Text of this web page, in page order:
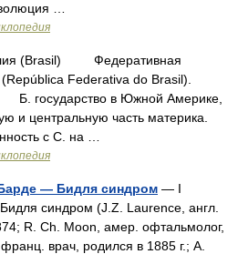
…
(Brasil) Федеративная
(República Federativa do Brasil).
государство в Южной Америке,
и центральную часть материка.
с С. на …
— Бидля синдром — I
синдром (J.Z. Laurence, англ.
R. Ch. Moon, амер. офтальмолог,
врач, родился в 1885 г.; А.